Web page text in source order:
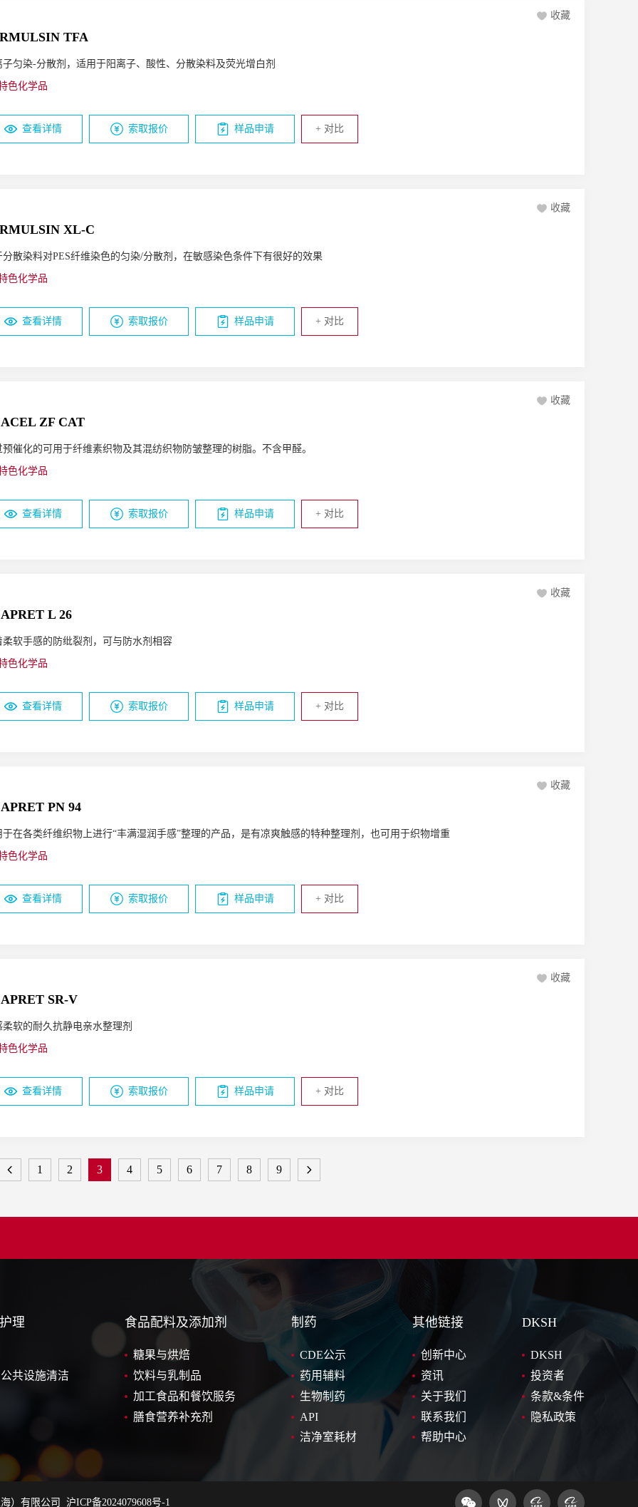
TFA
收藏
子匀染-分散剂，适用于阳离子、酸性、分散染料及荧光增白剂
色化学品
查看详情 索取报价 样品申请 + 对比
XL-C
收藏
分散染料对PES纤维染色的匀染/分散剂，在敏感染色条件下有很好的效果
色化学品
查看详情 索取报价 样品申请 + 对比
ZF CAT
收藏
预催化的可用于纤维素织物及其混纺织物防皱整理的树脂。不含甲醛。
色化学品
查看详情 索取报价 样品申请 + 对比
L 26
收藏
柔软手感的防纰裂剂，可与防水剂相容
色化学品
查看详情 索取报价 样品申请 + 对比
PN 94
收藏
于在各类纤维织物上进行“丰满湿润手感”整理的产品，是有凉爽触感的特种整理剂，也可用于织物增重
色化学品
查看详情 索取报价 样品申请 + 对比
SR-V
收藏
柔软的耐久抗静电亲水整理剂
色化学品
查看详情 索取报价 样品申请 + 对比
1 2 3 4 5 6 7 8 9
理
共设施清洁
食品配料及添加剂
糖果与烘焙
饮料与乳制品
加工食品和餐饮服务
膳食营养补充剂
制药
CDE公示
药用辅料
生物制药
API
洁净室耗材
其他链接
创新中心
资讯
关于我们
联系我们
帮助中心
DKSH
DKSH
投资者
条款&条件
隐私政策
）有限公司 沪ICP备2024079608号-1